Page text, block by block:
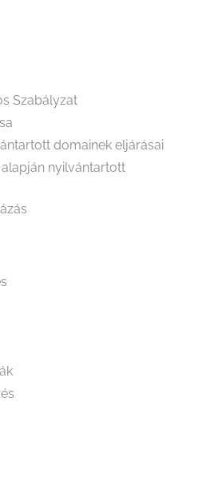
Szabályzat
domainek eljárásai
nyilvántartott